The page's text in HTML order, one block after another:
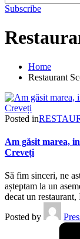
Subscribe
Home
Restaurant
Posted in
Am găsit marea,
Creveți
Să fim sinceri, ne
așteptam la un
decat un
Posted by